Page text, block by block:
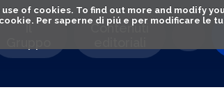
of cookies. To find out more and modify
Per saperne di piú e per modificare le
Il
Contenuti